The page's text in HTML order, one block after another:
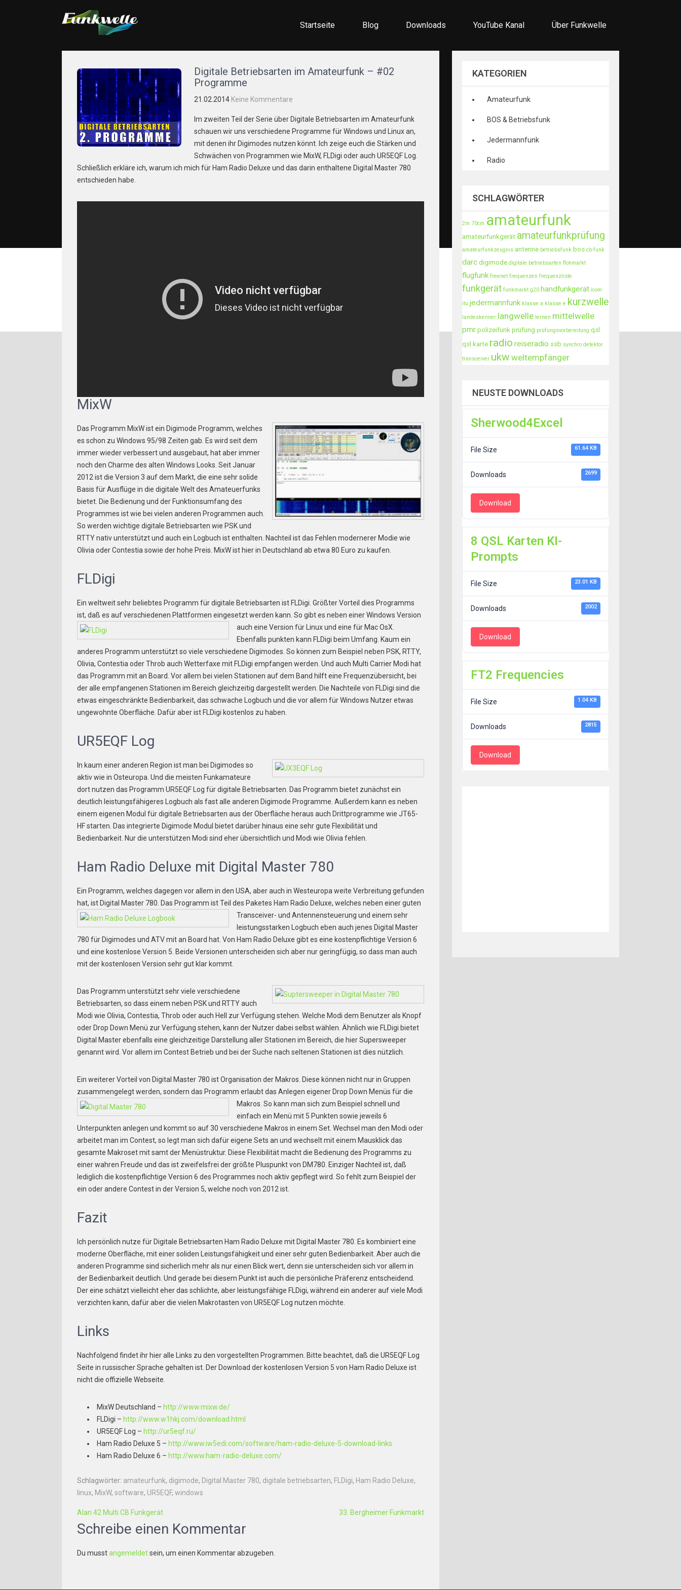
FUNKWELLE.COM
Startseite Blog Downloads YouTube Kanal Über Funkwelle
Digitale Betriebsarten im Amateurfunk – #02
Programme
21.02.2014 Keine Kommentare
Im zweiten Teil der Serie über Digitale Betriebsarten im Amateurfunk
schauen wir uns verschiedene Programme für Windows und Linux an,
mit denen ihr Digimodes nutzen könnt. Ich zeige euch die Stärken und
Schwächen von Programmen wie MixW, FLDigi oder auch UR5EQF Log.
Schließlich erkläre ich, warum ich mich für Ham Radio Deluxe und das darin enthaltene Digital Master 780
entschieden habe.
MixW
Das Programm MixW ist ein Digimode Programm, welches
es schon zu Windows 95/98 Zeiten gab. Es wird seit dem
immer wieder verbessert und ausgebaut, hat aber immer
noch den Charme des alten Windows Looks. Seit Januar
2012 ist die Version 3 auf dem Markt, die eine sehr solide
Basis für Ausflüge in die digitale Welt des Amateuerfunks
bietet. Die Bedienung und der Funktionsumfang des
Programmes ist wie bei vielen anderen Programmen auch.
So werden wichtige digitale Betriebsarten wie PSK und
RTTY nativ unterstützt und auch ein Logbuch ist enthalten. Nachteil ist das Fehlen modernerer Modie wie
Olivia oder Contestia sowie der hohe Preis. MixW ist hier in Deutschland ab etwa 80 Euro zu kaufen.
FLDigi
Ein weltweit sehr beliebtes Programm für digitale Betriebsarten ist FLDigi. Größter Vorteil dies Programms
ist, daß es auf verschiedenen Plattformen eingesetzt werden kann. So gibt es neben einerWindows Version
auch eine Version für Linux und eine für Mac OsX.
Ebenfalls punkten kann FLDigi beim Umfang. Kaum ein
anderes Programm unterstützt so viele verschiedene Digimodes. So können zum Beispiel neben PSK, RTTY,
Olivia, Contestia oder Throb auch Wetterfaxe mit FLDigi empfangen werden. Und auch Multi Carrier Modi hat
das Programm mit an Board. Vor allem bei vielen Stationen auf dem Band hilft eine Frequenzübersicht, bei
der alle empfangenen Stationen im Bereich gleichzeitig dargestellt werden. Die Nachteile von FLDigi sind die
etwas eingeschränkte Bedienbarkeit, das schwache Logbuch und die vor allem für Windows Nutzer etwas
ungewohnte Oberfläche. Dafür aber ist FLDigi kostenlos zu haben.
UR5EQF Log
In kaum einer anderen Region ist man bei Digimodes so
aktiv wie in Osteuropa. Und die meisten Funkamateure
dort nutzen das Programm UR5EQF Log für digitale Betriebsarten. Das Programm bietet zunächst ein
deutlich leistungsfähigeres Logbuch als fast alle anderen Digimode Programme. Außerdem kann es neben
einem eigenen Modul für digitale Betriebsarten aus der Oberfläche heraus auch Drittprogramme wie JT65-
HF starten. Das integrierte Digimode Modul bietet darüber hinaus eine sehr gute Flexibilität und
Bedienbarkeit. Nur die unterstützen Modi sind eher übersichtlich und Modi wie Olivia fehlen.
Ham Radio Deluxe mit Digital Master 780
Ein Programm, welches dagegen vor allem in den USA, aber auch in Westeuropa weite Verbreitung gefunden
hat, ist Digital Master 780. Das Programm ist Teil des Paketes Ham Radio Deluxe, welches neben einer guten
Transceiver- und Antennensteuerung und einem sehr
leistungsstarken Logbuch eben auch jenes Digital Master
780 für Digimodes und ATV mit an Board hat. Von Ham Radio Deluxe gibt es eine kostenpflichtige Version 6
und eine kostenlose Version 5. Beide Versionen unterscheiden sich aber nur geringfügig, so dass man auch
mit der kostenlosen Version sehr gut klar kommt.
Das Programm unterstützt sehr viele verschiedene
Betriebsarten, so dass einem neben PSK und RTTY auch
Modi wie Olivia, Contestia, Throb oder auch Hell zur Verfügung stehen. Welche Modi dem Benutzer als Knopf
oder Drop Down Menü zur Verfügung stehen, kann der Nutzer dabei selbst wählen. Ähnlich wie FLDigi bietet
Digital Master ebenfalls eine gleichzeitige Darstellung aller Stationen im Bereich, die hier Supersweeper
genannt wird. Vor allem im Contest Betrieb und bei der Suche nach seltenen Stationen ist dies nützlich.
Ein weiterer Vorteil von Digital Master 780 ist Organisation der Makros. Diese können nicht nur in Gruppen
zusammengelegt werden, sondern das Programm erlaubt das Anlegen eigener Drop Down Menüs für die
Makros. So kann man sich zum Beispiel schnell und
einfach ein Menü mit 5 Punkten sowie jeweils 6
Unterpunkten anlegen und kommt so auf 30 verschiedene Makros in einem Set. Wechsel man den Modi oder
arbeitet man im Contest, so legt man sich dafür eigene Sets an und wechselt mit einem Mausklick das
gesamte Makroset mit samt der Menüstruktur. Diese Flexibilität macht die Bedienung des Programms zu
einer wahren Freude und das ist zweifelsfrei der größte Pluspunkt von DM780. Einziger Nachteil ist, daß
lediglich die kostenpflichtige Version 6 des Programmes noch aktiv gepflegt wird. So fehlt zum Beispiel der
ein oder andere Contest in der Version 5, welche noch von 2012 ist.
Fazit
Ich persönlich nutze für Digitale Betriebsarten Ham Radio Deluxe mit Digital Master 780. Es kombiniert eine
moderne Oberfläche, mit einer soliden Leistungsfähigkeit und einer sehr guten Bedienbarkeit. Aber auch die
anderen Programme sind sicherlich mehr als nur einen Blick wert, denn sie unterscheiden sich vor allem in
der Bedienbarkeit deutlich. Und gerade bei diesem Punkt ist auch die persönliche Präferenz entscheidend.
Der eine schätzt vielleicht eher das schlichte, aber leistungsfähige FLDigi, während ein anderer auf viele Modi
verzichten kann, dafür aber die vielen Makrotasten von UR5EQF Log nutzen möchte.
Links
Nachfolgend findet ihr hier alle Links zu den vorgestellten Programmen. Bitte beachtet, daß die UR5EQF Log
Seite in russischer Sprache gehalten ist. Der Download der kostenlosen Version 5 von Ham Radio Deluxe ist
nicht die offizielle Webseite.
MixW Deutschland – http://www.mixw.de/
FLDigi – http://www.w1hkj.com/download.html
UR5EQF Log – http://ur5eqf.ru/
Ham Radio Deluxe 5 – http://www.iw5edi.com/software/ham-radio-deluxe-5-download-links
Ham Radio Deluxe 6 – http://www.ham-radio-deluxe.com/
Schlagwörter: amateurfunk, digimode, Digital Master 780, digitale betriebsarten, FLDigi, Ham Radio Deluxe,
linux, MixW, software, UR5EQF, windows
B
e
t
Alan 42 Multi CB Funkgerät 33. Bergheimer Funkmarkt
Schreibe einen Kommentar
Du musstangemeldetsein, um einen Kommentar abzugeben.
KATEGORIEN
Amateurfunk
BOS & Betriebsfunk
Jedermannfunk
Radio
SCHLAGWÖRTER
2m 70cm amateurfunk
amateurfunkgerät amateurfunkprüfung
amateurfunkzeugnis antenne betriebsfunk bos cb-funk
darc digimode digitale betriebsarten flohmarkt
flugfunk freenet frequenzen frequenzliste
funkgerät funkmarkt g20 handfunkgerät icom
itu jedermannfunk klasse a klasse e kurzwelle
landeskenner langwelle lernen mittelwelle
pmr polizeifunk prüfung prüfungsvorbereitung qsl
qsl karte radio reiseradio ssb synchro detektor
transceiver ukw weltempfänger
NEUSTE DOWNLOADS
Sherwood4Excel
File Size 61.64 KB
Downloads 2699
Download
8 QSL Karten KI-
Prompts
File Size 23.01 KB
Downloads 2002
Download
FT2 Frequencies
File Size 1.04 KB
Downloads 2815
Download